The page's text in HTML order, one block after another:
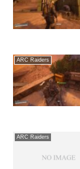
ARC Raiders
ARC Raiders